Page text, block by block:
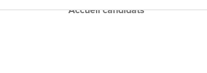
Accueil candidats